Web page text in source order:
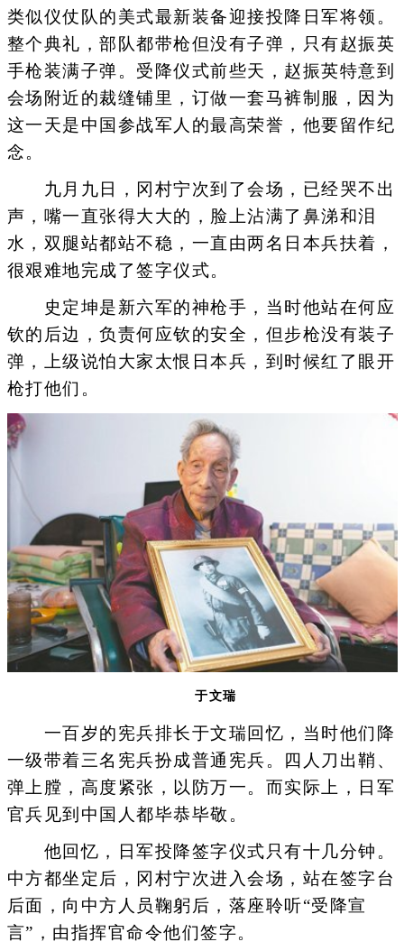
类似仪仗队的美式最新装备迎接投降日军将领。
整个典礼，部队都带枪但没有子弹，只有赵振英
手枪装满子弹。受降仪式前些天，赵振英特意到
会场附近的裁缝铺里，订做一套马裤制服，因为
这一天是中国参战军人的最高荣誉，他要留作纪
念。
九月九日，冈村宁次到了会场，已经哭不出
声，嘴一直张得大大的，脸上沾满了鼻涕和泪
水，双腿站都站不稳，一直由两名日本兵扶着，
很艰难地完成了签字仪式。
史定坤是新六军的神枪手，当时他站在何应
钦的后边，负责何应钦的安全，但步枪没有装子
弹，上级说怕大家太恨日本兵，到时候红了眼开
枪打他们。
于文瑞
一百岁的宪兵排长于文瑞回忆，当时他们降
一级带着三名宪兵扮成普通宪兵。四人刀出鞘、
弹上膛，高度紧张，以防万一。而实际上，日军
官兵见到中国人都毕恭毕敬。
他回忆，日军投降签字仪式只有十几分钟。
中方都坐定后，冈村宁次进入会场，站在签字台
后面，向中方人员鞠躬后，落座聆听“受降宣
言”，由指挥官命令他们签字。